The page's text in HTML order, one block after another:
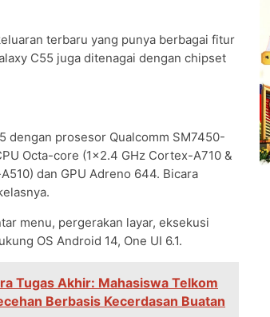
terbaru yang punya berbagai fitur
C55 juga ditenagai dengan chipset
dengan prosesor Qualcomm SM7450-
Octa-core (1×2.4 GHz Cortex-A710 &
dan GPU Adreno 644. Bicara
menu, pergerakan layar, eksekusi
OS Android 14, One UI 6.1.
Tugas Akhir: Mahasiswa Telkom
Berbasis Kecerdasan Buatan